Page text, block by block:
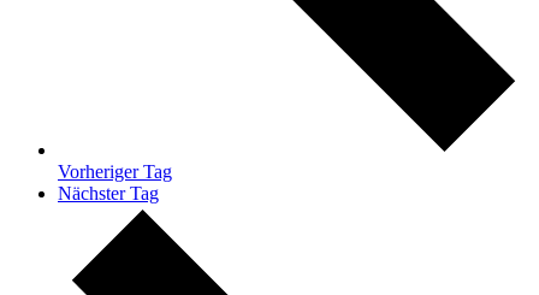
Vorheriger Tag
Nächster Tag